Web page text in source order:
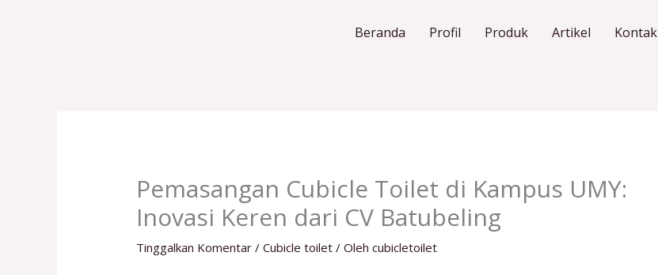
Beranda Profil Produk Artikel Kontak
Pemasangan Cubicle Toilet di Kampus UMY:
Inovasi Keren dari CV Batubeling
Tinggalkan Komentar /Cubicle toilet / Olehcubicletoilet